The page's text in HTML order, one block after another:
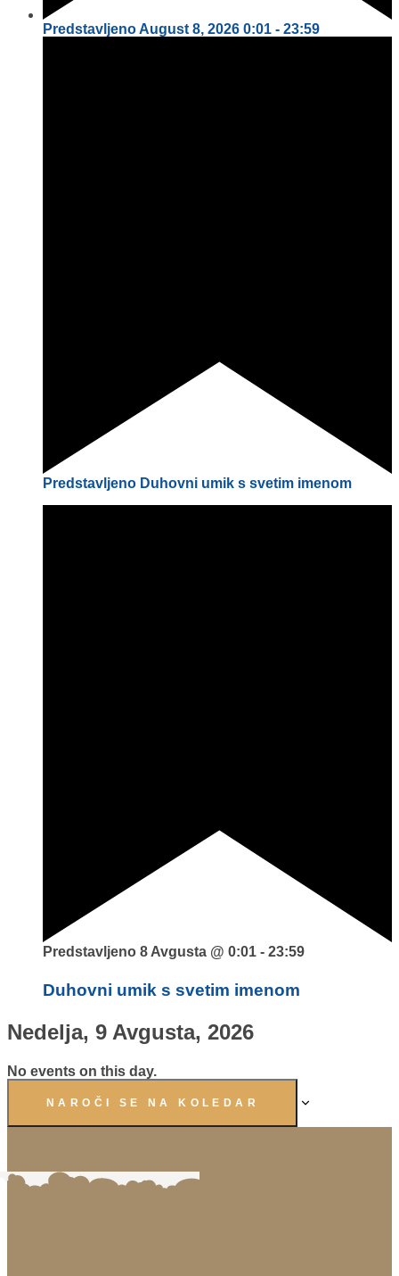
PredstavljenoAugust 8, 2026 0:01 - 23:59
Predstavljeno Duhovni umik s svetim imenom
Predstavljeno 8 Avgusta @ 0:01 - 23:59
Duhovni umik s svetim imenom
Nedelja, 9 Avgusta, 2026
No events on this day.
NAROČI SE NA KOLEDAR